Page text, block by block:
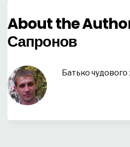
About the
Сапронов
Батько